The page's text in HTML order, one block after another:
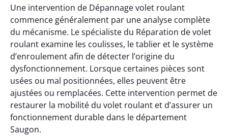
Une intervention de Dépannage volet roulant
commence généralement par une analyse complète
du mécanisme. Le spécialiste du Réparation de volet
roulant examine les coulisses, le tablier et le système
d’enroulement afin de détecter l’origine du
dysfonctionnement. Lorsque certaines pièces sont
usées ou mal positionnées, elles peuvent être
ajustées ou remplacées. Cette intervention permet de
restaurer la mobilité du volet roulant et d’assurer un
fonctionnement durable dans le département
Saugon.